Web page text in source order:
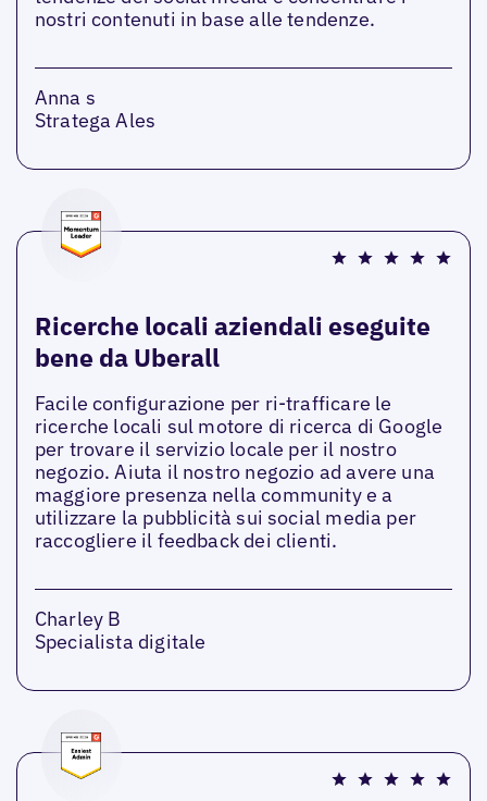
nostri contenuti in base alle tendenze.
Anna s
Stratega Ales
Ricerche locali aziendali eseguite
bene da Uberall
Facile configurazione per ri-trafficare le
ricerche locali sul motore di ricerca di Google
per trovare il servizio locale per il nostro
negozio. Aiuta il nostro negozio ad avere una
maggiore presenza nella community e a
utilizzare la pubblicità sui social media per
raccogliere il feedback dei clienti.
Charley B
Specialista digitale